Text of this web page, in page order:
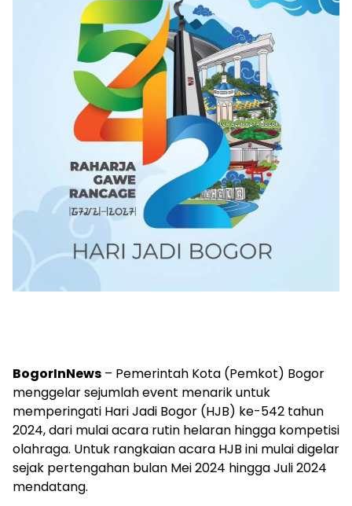
BogorInNews – Pemerintah Kota (Pemkot) Bogor
menggelar sejumlah event menarik untuk
memperingati Hari Jadi Bogor (HJB) ke-542 tahun
2024, dari mulai acara rutin helaran hingga kompetisi
olahraga. Untuk rangkaian acara HJB ini mulai digelar
sejak pertengahan bulan Mei 2024 hingga Juli 2024
mendatang.